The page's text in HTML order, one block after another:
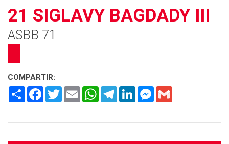
21 SIGLAVY BAGDADY III
ASBB 71
COMPARTIR:
Share FacebookTwitterEmail WhatsAppTelegramLinkedInMessenger